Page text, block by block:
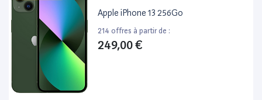
Apple iPhone 13 256Go
214 offres à partir de :
249,00 €